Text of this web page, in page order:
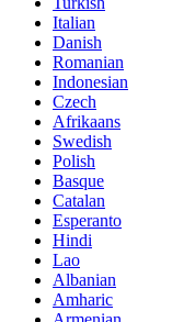
Italian
Danish
Romanian
Indonesian
Czech
Afrikaans
Swedish
Polish
Basque
Catalan
Esperanto
Hindi
Lao
Albanian
Amharic